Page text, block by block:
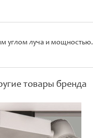
углом луча и мощностью.
товары бренда